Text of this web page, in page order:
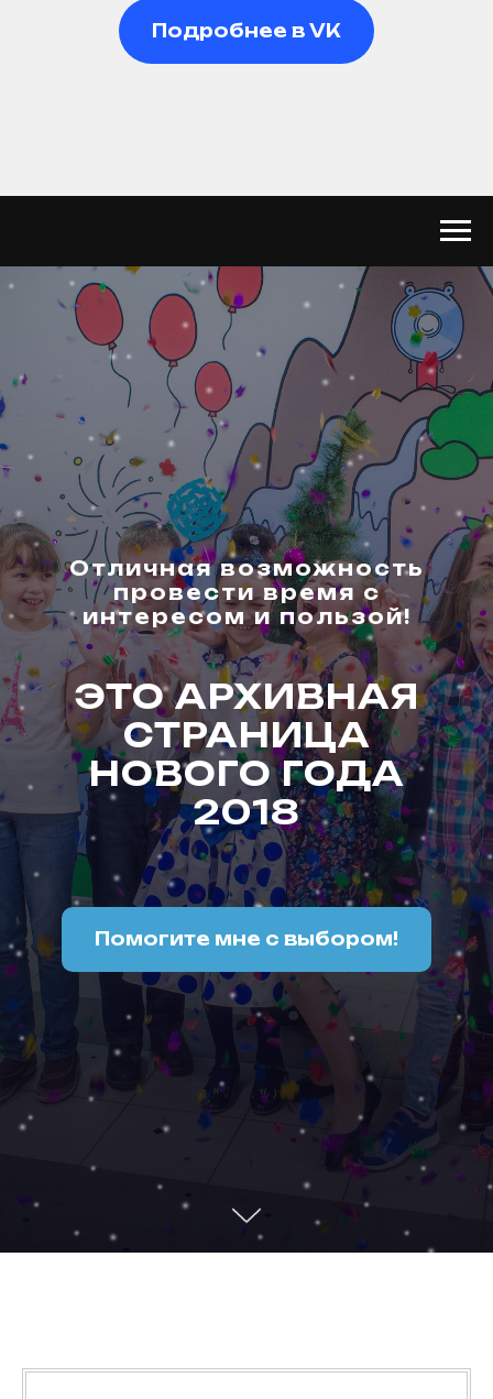
Подробнее в VK
Отличная возможность
провести время с
интересом и пользой!
ЭТО АРХИВНАЯ
СТРАНИЦА
НОВОГО ГОДА
2018
Помогите мне с выбором!